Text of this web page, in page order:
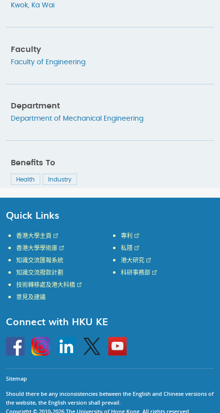
Kwok, Ka Wai
Faculty
Faculty of Engineering
Department
Department of Mechanical Engineering
Benefits To
Health Industry
Quick Links
香港大學主頁
香港大學學術庫
知識交流匯報系統
知識交流撥款計劃
專利
私隱
港大研究
科研事務部
技術轉移處及港大科橋
意見及建議
Connect with HKU KE
HKU
InstagramLinkedin Twitter
Go
to
HKU
Sitemap
Should there be any inconsistencies between the English and Chinese versions of
the website, the English version shall prevail.
Copyright © 2010-2026 The University of Hong Kong. All rights reserved.